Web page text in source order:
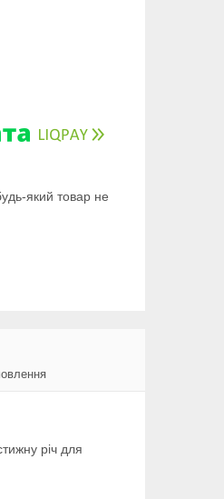
який товар не
річ для